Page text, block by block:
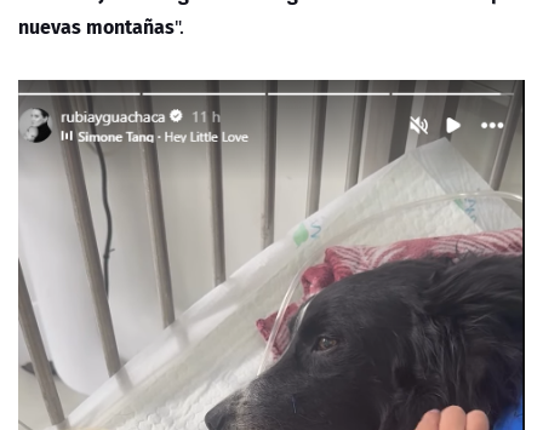
nuevas montañas".